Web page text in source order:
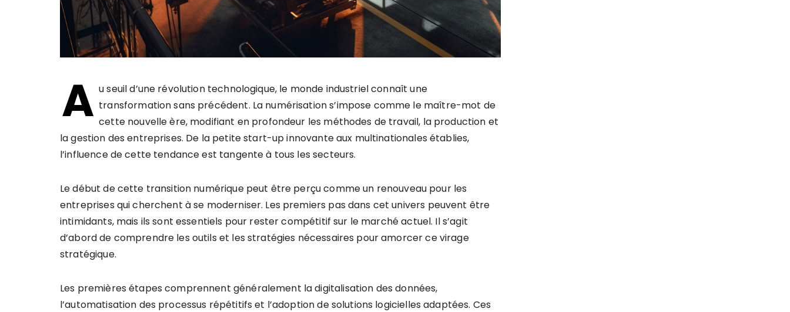
A u seuil d’une révolution technologique, le monde industriel connaît une
transformation sans précédent. La numérisation s’impose comme le maître-mot de
cette nouvelle ère, modifiant en profondeur les méthodes de travail, la production et
la gestion des entreprises. De la petite start-up innovante aux multinationales établies,
l’influence de cette tendance est tangente à tous les secteurs.
Le début de cette transition numérique peut être perçu comme un renouveau pour les
entreprises qui cherchent à se moderniser. Les premiers pas dans cet univers peuvent être
intimidants, mais ils sont essentiels pour rester compétitif sur le marché actuel. Il s’agit
d’abord de comprendre les outils et les stratégies nécessaires pour amorcer ce virage
stratégique.
Les premières étapes comprennent généralement la digitalisation des données,
l’automatisation des processus répétitifs et l’adoption de solutions logicielles adaptées. Ces